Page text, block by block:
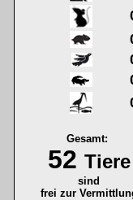
Gesamt:
52 Tiere
sind
frei zur